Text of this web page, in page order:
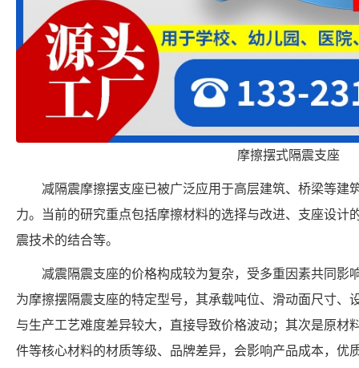
摩擦摆式隔震支座
减隔震摩擦摆支座已被广泛应用于高层建筑、桥梁等建
力。当前的研究重点包括摩擦材料的选择与改进、支座设计
震技术的结合等。
减震隔震支座的价格构成较为复杂，受多重因素共同影
为摩擦摆隔震支座的特定型号，其承载吨位、滑动面尺寸、
与生产工艺难度差异较大，直接导致价格波动；其次是原材
件等核心材料的材质等级、品牌差异，会影响产品成本，优